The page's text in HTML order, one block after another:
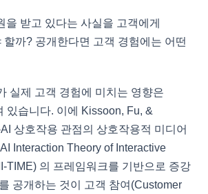
을 받고 있다는 사실을 고객에게
까? 공개한다면 고객 경험에는 어떤
실제 고객 경험에 미치는 영향은
있습니다. 이에 Kissoon, Fu, &
상호작용 관점의 상호작용적 미디어
Interaction Theory of Interactive
TIME) 의 프레임워크를 기반으로 증강
공개하는 것이 고객 참여(Customer